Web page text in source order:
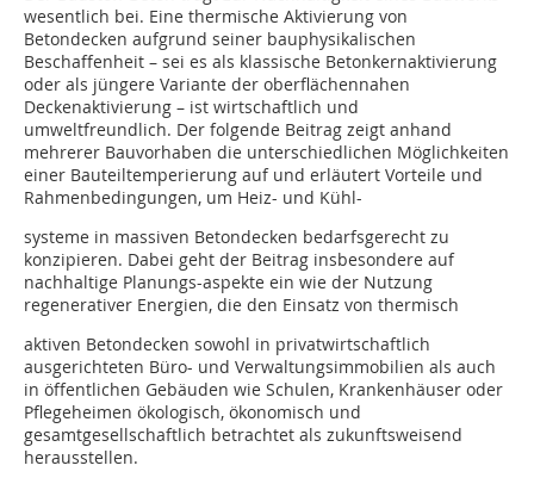
wesentlich bei. Eine thermische Aktivierung von
Betondecken aufgrund seiner bauphysikalischen
Beschaffenheit – sei es als klassische Betonkernaktivierung
oder als jüngere Variante der oberflächennahen
Deckenaktivierung – ist wirtschaftlich und
umweltfreundlich. Der folgende Beitrag zeigt anhand
mehrerer Bauvorhaben die unterschiedlichen Möglichkeiten
einer Bauteiltemperierung auf und erläutert Vorteile und
Rahmenbedingungen, um Heiz- und Kühl-
systeme in massiven Betondecken bedarfsgerecht zu
konzipieren. Dabei geht der Beitrag insbesondere auf
nachhaltige Planungs-aspekte ein wie der Nutzung
regenerativer Energien, die den Einsatz von thermisch
aktiven Betondecken sowohl in privatwirtschaftlich
ausgerichteten Büro- und Verwaltungsimmobilien als auch
in öffentlichen Gebäuden wie Schulen, Krankenhäuser oder
Pflegeheimen ökologisch, ökonomisch und
gesamtgesellschaftlich betrachtet als zukunftsweisend
herausstellen.